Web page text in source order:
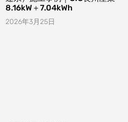
8.16kW＋7.04kWh
2026年3月25日